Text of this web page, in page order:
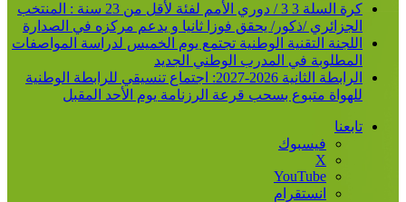
كرة السلة 3 3 / دوري الأمم لفئة لأقل من 23 سنة : المنتخب
الجزائري /ذكور/ يحقق فوزا ثانيا و يدعم مركزه في الصدارة
اللجنة التقنية الوطنية تجتمع يوم الخميس لدراسة المواصفات
المطلوبة في المدرب الوطني الجديد
الرابطة الثانية 2026-2027: اجتماع تنسيقي للرابطة الوطنية
للهواة متبوع بسحب قرعة الرزنامة يوم الأحد المقبل
تابعنا
فيسبوك
‫X
‫YouTube
انستقرام